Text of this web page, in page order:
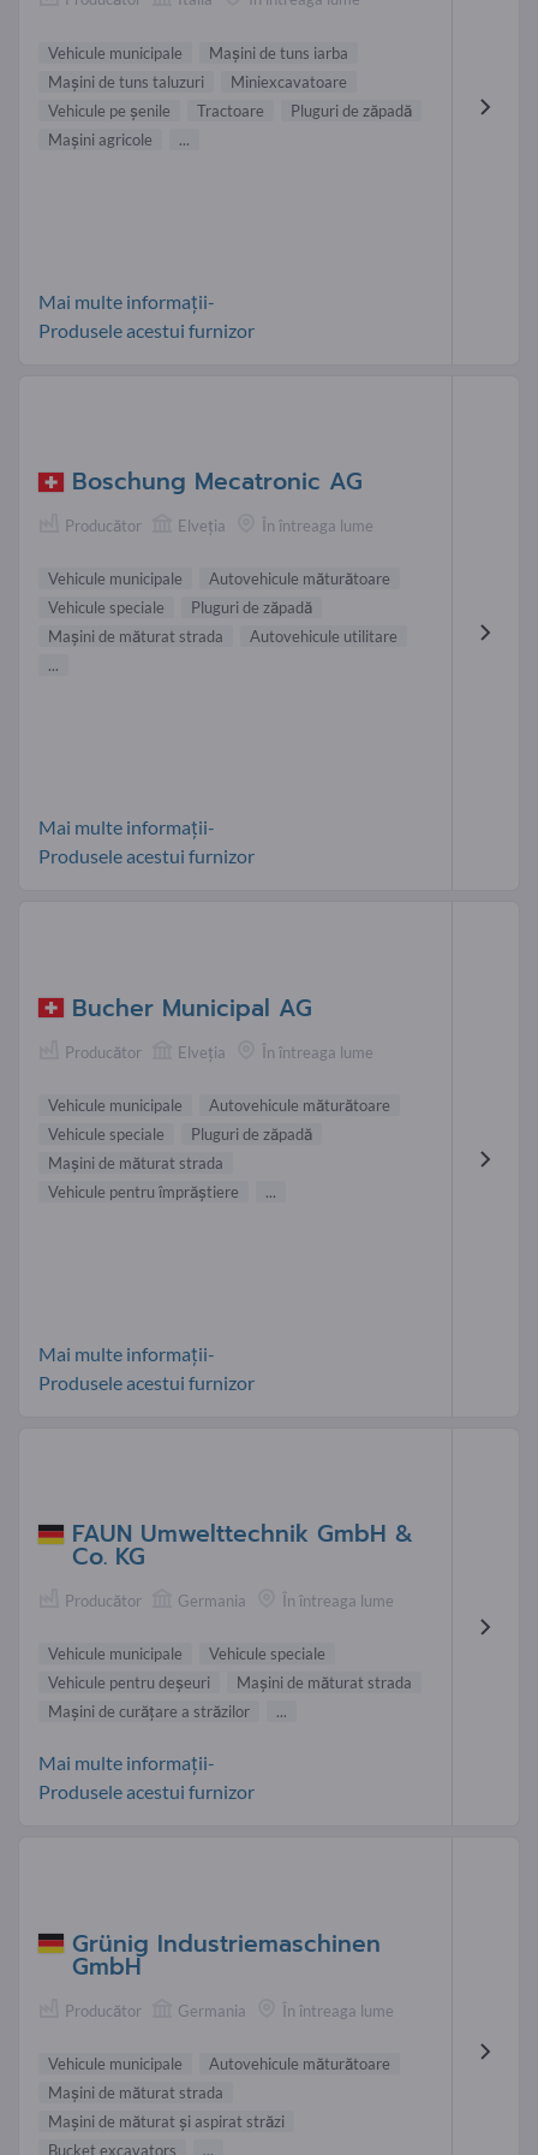
Vehicule municipale
Maşini de tuns iarba
Maşini de tuns taluzuri
Miniexcavatoare
Vehicule pe șenile
Tractoare
Pluguri de zăpadă
Maşini agricole
...
Mai multe informații-
Produsele acestui furnizor
Boschung Mecatronic AG
Producător Elveţia În întreaga lume
Vehicule municipale
Autovehicule măturătoare
Vehicule speciale
Pluguri de zăpadă
Mașini de măturat strada
Autovehicule utilitare
...
Mai multe informații-
Produsele acestui furnizor
Bucher Municipal AG
Producător Elveţia În întreaga lume
Vehicule municipale
Autovehicule măturătoare
Vehicule speciale
Pluguri de zăpadă
Mașini de măturat strada
Vehicule pentru împrăştiere
...
Mai multe informații-
Produsele acestui furnizor
FAUN Umwelttechnik GmbH &
Co. KG
Producător Germania În întreaga lume
Vehicule municipale
Vehicule speciale
Vehicule pentru deșeuri
Mașini de măturat strada
Mașini de curățare a străzilor
...
Mai multe informații-
Produsele acestui furnizor
Grünig Industriemaschinen
GmbH
Producător Germania În întreaga lume
Vehicule municipale
Autovehicule măturătoare
Mașini de măturat strada
Mașini de măturat şi aspirat străzi
Bucket excavators
...